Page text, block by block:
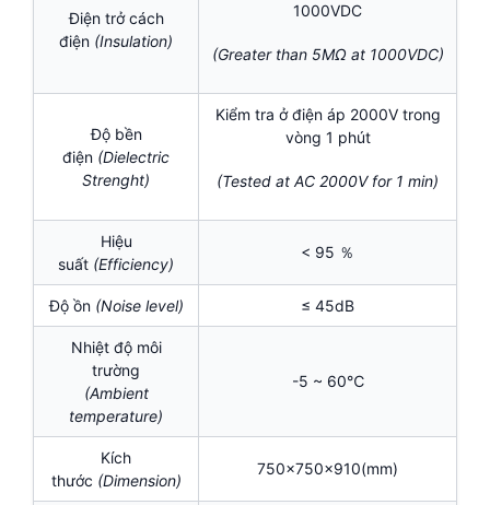
Điện trở cách
điện (Insulation)
1000VDC
(Greater than 5MΩ at 1000VDC)
Độ bền
điện (Dielectric
Strenght)
Kiểm tra ở điện áp 2000V trong
vòng 1 phút
(Tested at AC 2000V for 1 min)
Hiệu
suất (Efficiency)
< 95 ％
Độ ồn (Noise level) ≤ 45dB
Nhiệt độ môi
trường
(Ambient
temperature)
-5 ~ 60℃
Kích
thước (Dimension)
750x750x910(mm)